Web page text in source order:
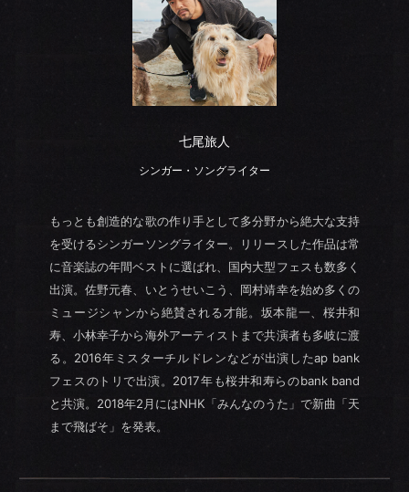
七尾旅人
シンガー・ソングライター
もっとも創造的な歌の作り手として多分野から絶大な支持
を受けるシンガーソングライター。リリースした作品は常
に音楽誌の年間ベストに選ばれ、国内大型フェスも数多く
出演。佐野元春、いとうせいこう、岡村靖幸を始め多くの
ミュージシャンから絶賛される才能。坂本龍一、桜井和
寿、小林幸子から海外アーティストまで共演者も多岐に渡
る。2016年ミスターチルドレンなどが出演したap bank
フェスのトリで出演。2017年も桜井和寿らのbank band
と共演。2018年2月にはNHK「みんなのうた」で新曲「天
まで飛ばそ」を発表。